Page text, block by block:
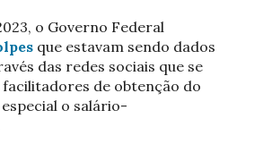
o Governo Federal
que estavam sendo dados
das redes sociais que se
facilitadores de obtenção do
o salário-